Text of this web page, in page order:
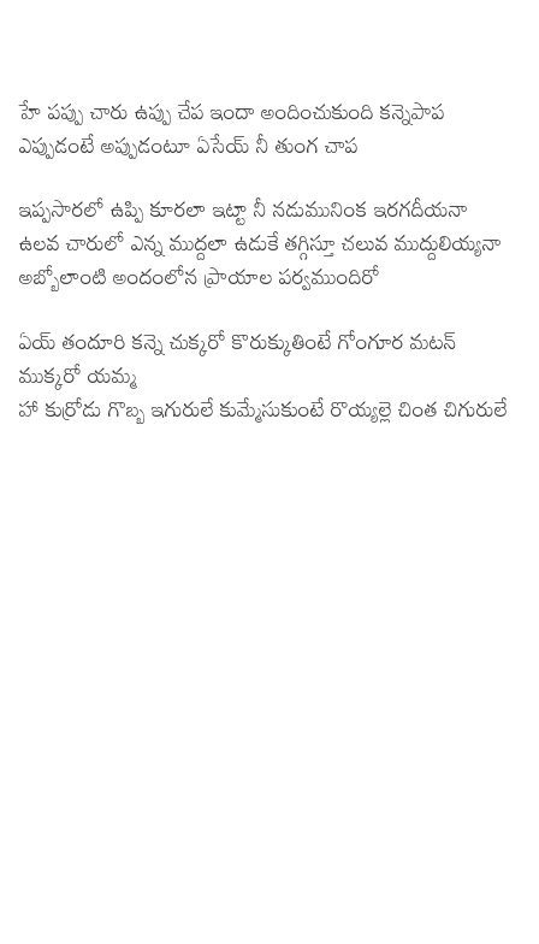
హే పప్పు చారు ఉప్పు చేప ఇందా అందించుకుంది కన్నెపాప
ఎప్పుడంటే అప్పుడంటూ ఏసేయ్ నీ తుంగ చాప
ఇప్పసారలో ఉప్పి కూరలా ఇట్టా నీ నడుమునింక ఇరగదీయనా
ఉలవ చారులో ఎన్న ముద్దలా ఉడుకే తగ్గిస్తూ చలువ ముద్దులియ్యనా
అబ్బోలాంటి అందంలోన ప్రాయాల పర్వముందిరో
ఏయ్ తందూరి కన్నె చుక్కరో కొరుక్కుతింటే గోంగూర మటన్
ముక్కరో యమ్మ
హా కుర్రోడు గొబ్బ ఇగురులే కుమ్మేసుకుంటే రొయ్యల్లె చింత చిగురులే